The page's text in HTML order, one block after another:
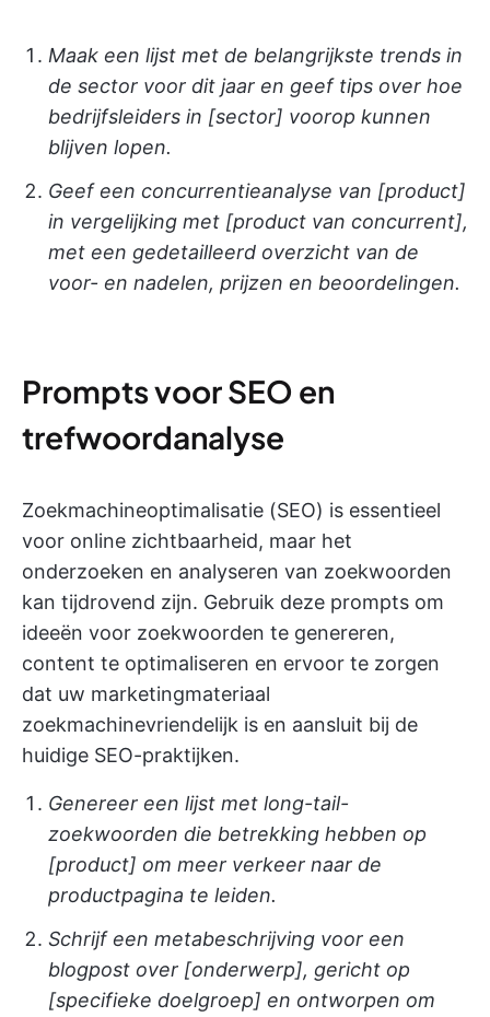
Maak een lijst met de belangrijkste trends in
de sector voor dit jaar en geef tips over hoe
bedrijfsleiders in [sector] voorop kunnen
blijven lopen.
Geef een concurrentieanalyse van [product]
in vergelijking met [product van concurrent],
met een gedetailleerd overzicht van de
voor- en nadelen, prijzen en beoordelingen.
Prompts voor SEO en
trefwoordanalyse
Zoekmachineoptimalisatie (SEO) is essentieel
voor online zichtbaarheid, maar het
onderzoeken en analyseren van zoekwoorden
kan tijdrovend zijn. Gebruik deze prompts om
ideeën voor zoekwoorden te genereren,
content te optimaliseren en ervoor te zorgen
dat uw marketingmateriaal
zoekmachinevriendelijk is en aansluit bij de
huidige SEO-praktijken.
Genereer een lijst met long-tail-
zoekwoorden die betrekking hebben op
[product] om meer verkeer naar de
productpagina te leiden.
Schrijf een metabeschrijving voor een
blogpost over [onderwerp], gericht op
[specifieke doelgroep] en ontworpen om